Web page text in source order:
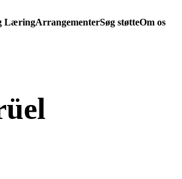
LæringArrangementerSøg støtteOm os